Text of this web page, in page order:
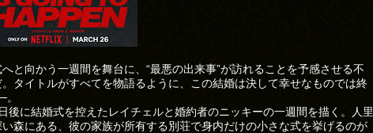
と向かう一週間を舞台に、“最悪の出来事”が訪れることを予感させる不
タイトルがすべてを物語るように、この結婚は決して幸せなものでは終
後に結婚式を控えたレイチェルと婚約者のニッキーの一週間を描く。人里
森にある、彼の家族が所有する別荘で身内だけの小さな式を挙げるのが